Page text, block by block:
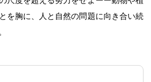
を胸に、人と自然の問題に向き合い続